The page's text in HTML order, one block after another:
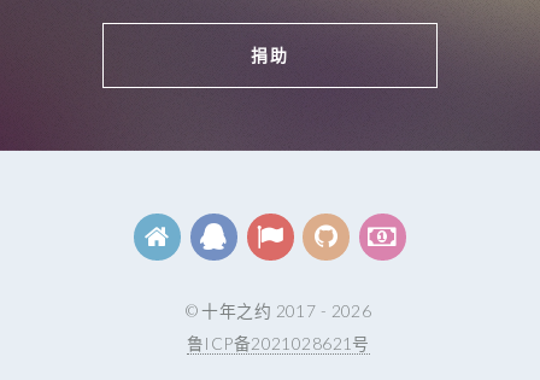
捐助
© 十年之约 2017 - 2026
鲁ICP备2021028621号